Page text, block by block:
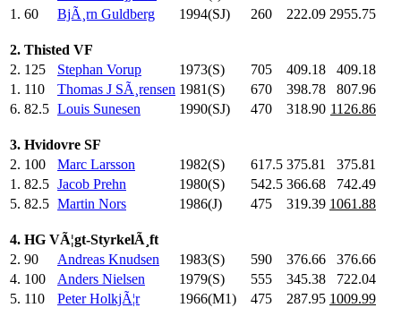
1. 60 BjÃ¸rn Guldberg 1994(SJ) 260 222.09 2955.75
2. Thisted VF
2. 125 Stephan Vorup 1973(S) 705 409.18
409.18
1. 110 Thomas J SÃ¸rensen 1981(S) 670 398.78
807.96
6. 82.5 Louis Sunesen 1990(SJ) 470 318.90 1126.86
3. Hvidovre SF
2. 100 Marc Larsson 1982(S) 617.5 375.81
375.81
1. 82.5 Jacob Prehn 1980(S) 542.5 366.68
742.49
5. 82.5 Martin Nors 1986(J) 475 319.39 1061.88
4. HG VÃ¦gt-StyrkelÃ¸ft
2. 90 Andreas Knudsen 1983(S) 590 376.66
376.66
4. 100 Anders Nielsen 1979(S) 555 345.38
722.04
5. 110 Peter HolkjÃ¦r 1966(M1) 475 287.95 1009.99